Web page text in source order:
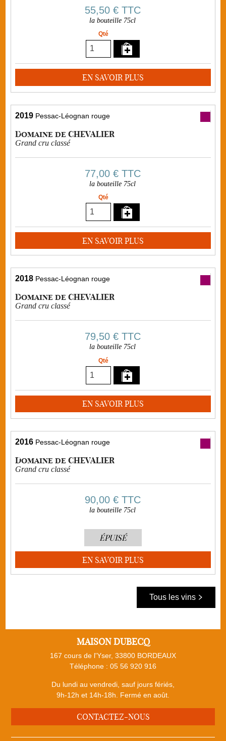
55,50 €TTC
la bouteille 75cl
Qté
EN SAVOIR PLUS
2019 Pessac-Léognan rouge
Domaine de CHEVALIER
Grand cru classé
77,00 €TTC
la bouteille 75cl
Qté
EN SAVOIR PLUS
2018 Pessac-Léognan rouge
Domaine de CHEVALIER
Grand cru classé
79,50 €TTC
la bouteille 75cl
Qté
EN SAVOIR PLUS
2016 Pessac-Léognan rouge
Domaine de CHEVALIER
Grand cru classé
90,00 €TTC
la bouteille 75cl
ÉPUISÉ
EN SAVOIR PLUS
Tous les vins
MAISON DUBECQ
167 cours de l'Yser, 33800 BORDEAUX
Téléphone : 05 56 920 916
Du lundi au vendredi, sauf jours fériés,
9h-12h et 14h-18h. Fermé en août.
CONTACTEZ-NOUS